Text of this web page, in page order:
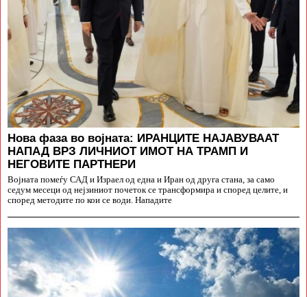
Нова фаза во војната: ИРАНЦИТЕ НАЈАВУВААТ
НАПАД ВРЗ ЛИЧНИОТ ИМОТ НА ТРАМП И
НЕГОВИТЕ ПАРТНЕРИ
Војната помеѓу САД и Израел од една и Иран од друга стана, за само
седум месеци од нејзиниот почеток се трансформира и според целите, и
според методите по кои се води. Нападите